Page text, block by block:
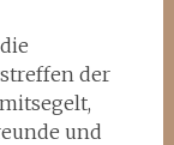
der
und